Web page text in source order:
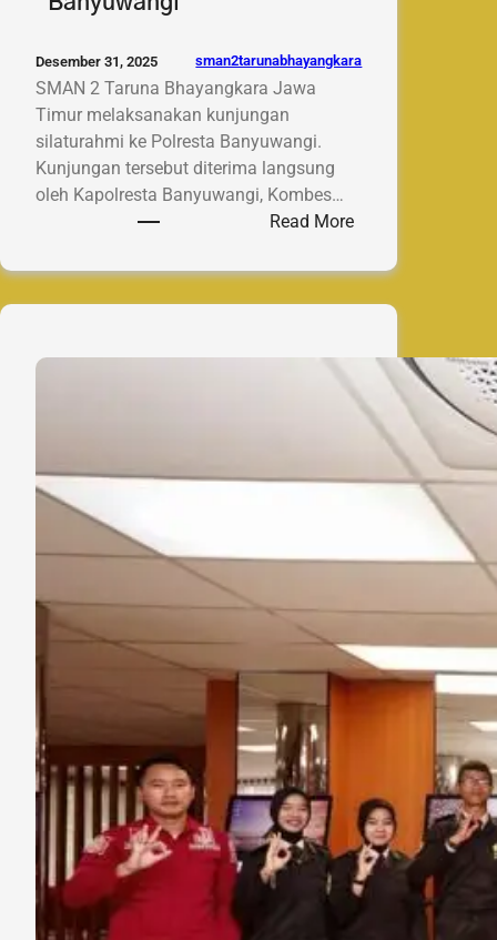
Desember 31, 2025 sman2tarunabhayangkara
SMAN 2 Taruna Bhayangkara Jawa
Timur melaksanakan kunjungan
silaturahmi ke Polresta Banyuwangi.
Kunjungan tersebut diterima langsung
oleh Kapolresta Banyuwangi, Kombes…
Read More:
2
Taruna
Laksanakan
Silaturahmi
ke
Kapolresta
Banyuwangi